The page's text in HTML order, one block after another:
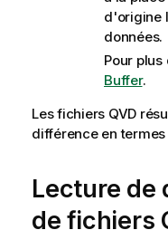
d'origine
données.
Pour
Buffer.
Les fichiers QVD
différence en
Lecture de
de fichiers